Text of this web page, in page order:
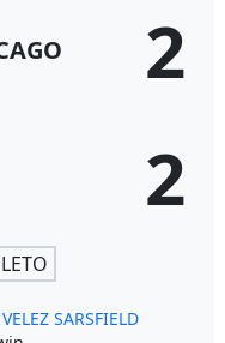
2
2
SARSFIELD